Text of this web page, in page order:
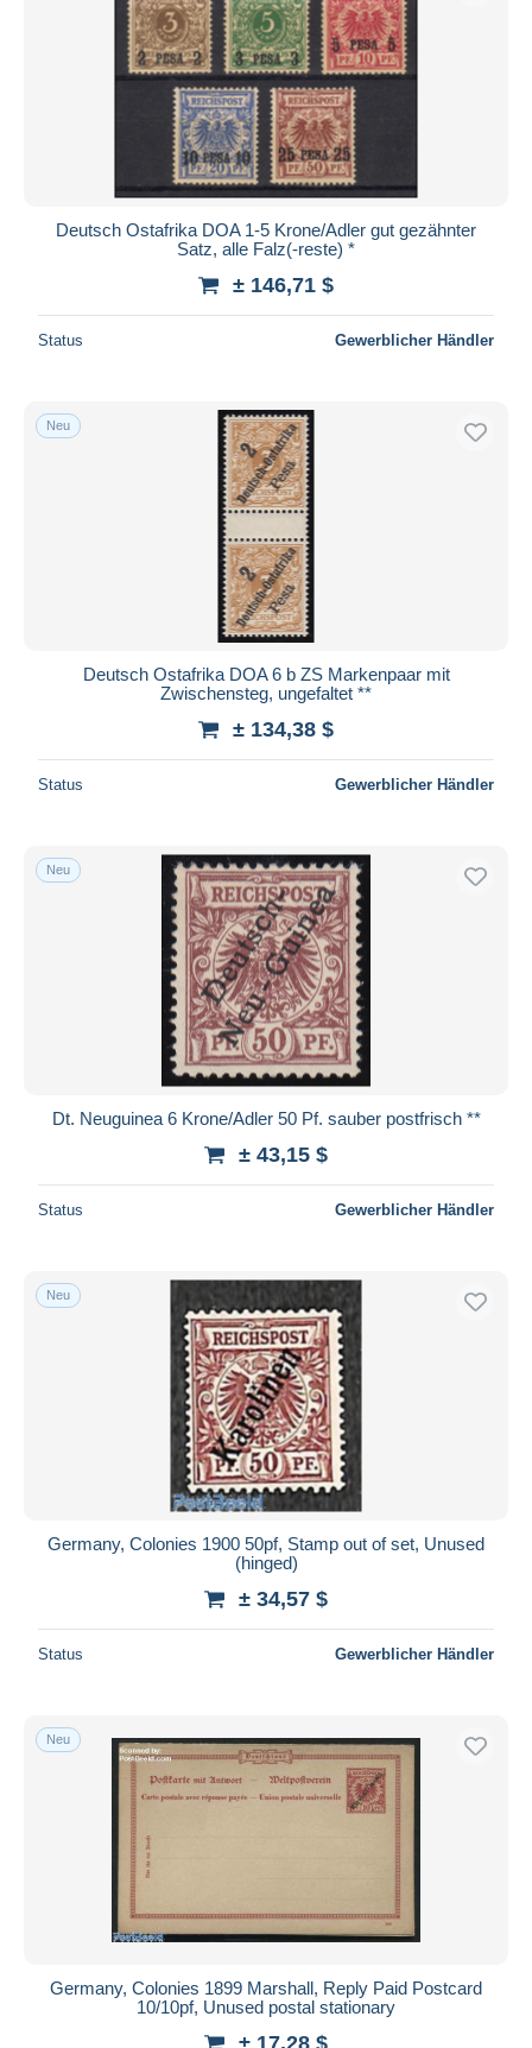
Deutsch Ostafrika DOA 1-5 Krone/Adler gut gezähnter
Satz, alle Falz(-reste) *
± 146,71 $
Status Gewerblicher Händler
Neu
Deutsch Ostafrika DOA 6 b ZS Markenpaar mit
Zwischensteg, ungefaltet **
± 134,38 $
Status Gewerblicher Händler
Neu
Dt. Neuguinea 6 Krone/Adler 50 Pf. sauber postfrisch **
± 43,15 $
Status Gewerblicher Händler
Neu
Germany, Colonies 1900 50pf, Stamp out of set, Unused
(hinged)
± 34,57 $
Status Gewerblicher Händler
Neu
Germany, Colonies 1899 Marshall, Reply Paid Postcard
10/10pf, Unused postal stationary
± 17,28 $